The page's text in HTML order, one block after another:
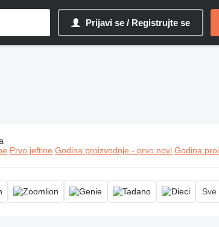
Prijavi se / Registrujte se
Prvo jeftine Godina proizvodnje - prvo novi Godina
Sve